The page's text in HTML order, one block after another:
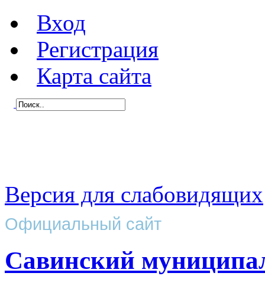
Вход
Регистрация
Карта сайта
Версия для слабовидящих
Официальный сайт
Савинский